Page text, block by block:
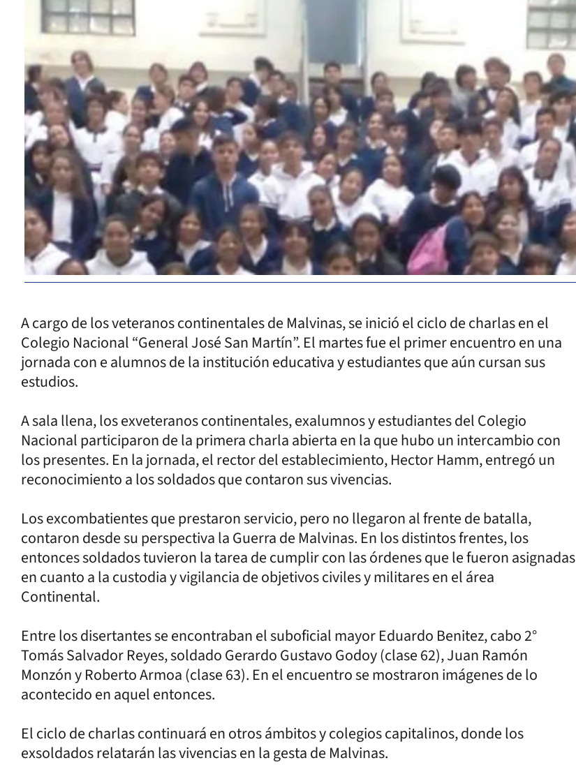
A cargo de los veteranos continentales de Malvinas, se inició el ciclo de charlas en el
Colegio Nacional “General José San Martín”. El martes fue el primer encuentro en una
jornada con e alumnos de la institución educativa y estudiantes que aún cursan sus
estudios.
A sala llena, los exveteranos continentales, exalumnos y estudiantes del Colegio
Nacional participaron de la primera charla abierta en la que hubo un intercambio con
los presentes. En la jornada, el rector del establecimiento, Hector Hamm, entregó un
reconocimiento a los soldados que contaron sus vivencias.
Los excombatientes que prestaron servicio, pero no llegaron al frente de batalla,
contaron desde su perspectiva la Guerra de Malvinas. En los distintos frentes, los
entonces soldados tuvieron la tarea de cumplir con las órdenes que le fueron asignadas
en cuanto a la custodia y vigilancia de objetivos civiles y militares en el área
Continental.
Entre los disertantes se encontraban el suboficial mayor Eduardo Benitez, cabo 2°
Tomás Salvador Reyes, soldado Gerardo Gustavo Godoy (clase 62), Juan Ramón
Monzón y Roberto Armoa (clase 63). En el encuentro se mostraron imágenes de lo
acontecido en aquel entonces.
El ciclo de charlas continuará en otros ámbitos y colegios capitalinos, donde los
exsoldados relatarán las vivencias en la gesta de Malvinas.